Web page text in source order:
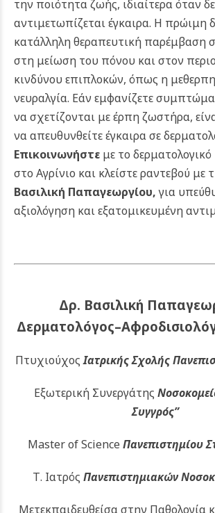
την ποιότητα ζωής, ιδιαίτερα όταν
αντιμετωπίζεται έγκαιρα. Η πρώιμη
κατάλληλη θεραπευτική παρέμβαση
στη μείωση του πόνου και στον
κινδύνου επιπλοκών, όπως η
νευραλγία. Εάν εμφανίζετε
να σχετίζονται με έρπη ζωστήρα,
να απευθυνθείτε έγκαιρα σε
Επικοινωνήστε με το δερματολογικό
στο Αγρίνιο και κλείστε ραντεβού με
Βασιλική Παπαγεωργίου,για
αξιολόγηση και εξατομικευμένη
Δρ. Βασιλική
ΠτυχιούχοςΙατρικής Σχολής
Εξωτερική Συνεργάτης
Συγγρός”
Master of Science Πανεπιστημίου
Τ. Ιατρός Πανεπιστημιακών
Μετεκπαιδευθείσα στην Παθολογία